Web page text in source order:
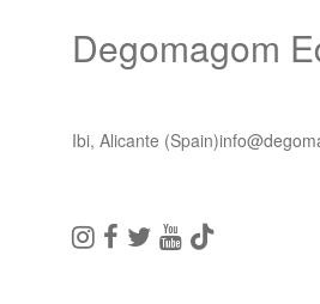
Degomagom
Ibi, Alicante (Spain)